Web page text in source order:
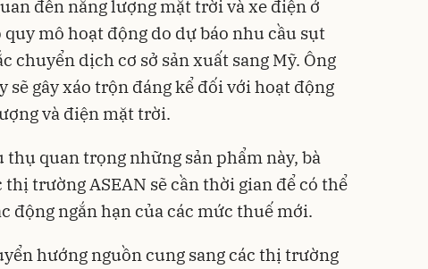
đến năng lượng mặt trời và xe điện ở
quy mô hoạt động do dự báo nhu cầu sụt
chuyển dịch cơ sở sản xuất sang Mỹ. Ông
sẽ gây xáo trộn đáng kể đối với hoạt động
và điện mặt trời.
quan trọng những sản phẩm này, bà
thị trường ASEAN sẽ cần thời gian để có thể
động ngắn hạn của các mức thuế mới.
hướng nguồn cung sang các thị trường